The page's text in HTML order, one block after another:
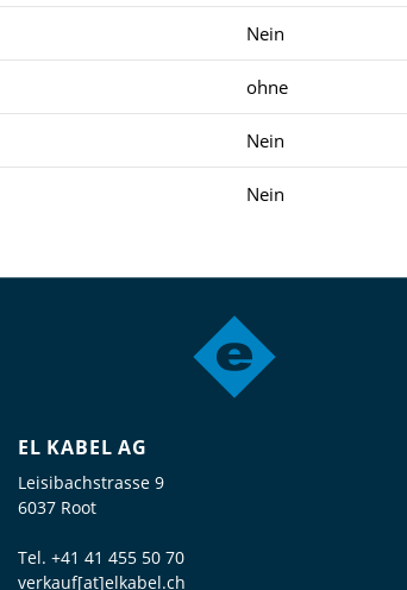
Nein
ohne
Nein
Nein
EL KABEL AG
Leisibachstrasse 9
6037 Root
Tel. +41 41 455 50 70
verkauf[at]elkabel.ch